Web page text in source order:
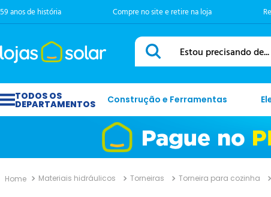
59 anos de história Compre no site e retire na loja
Estou precisando de...
Construção e Ferramentas
Materiais hidráulicos Torneiras Torneira para cozinha